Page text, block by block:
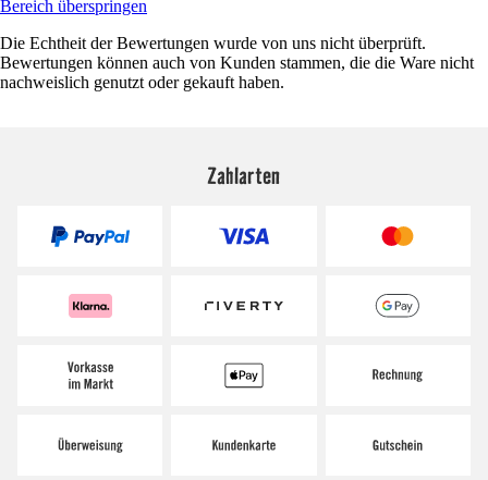
Bereich überspringen
Die Echtheit der Bewertungen wurde von uns nicht überprüft.
Bewertungen können auch von Kunden stammen, die die Ware nicht
nachweislich genutzt oder gekauft haben.
Zahlarten